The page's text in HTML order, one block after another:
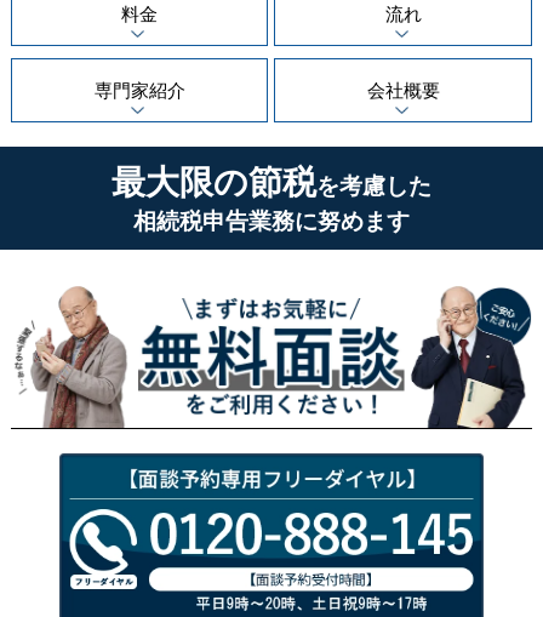
料金
流れ
専門家紹介 会社概要
最大限の節税を考慮した
相続税申告業務に努めます